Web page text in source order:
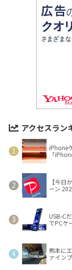
アクセスラン
iPhone
「
【今日
ーン
USB-C
でPCケ
熊本に
ァイン